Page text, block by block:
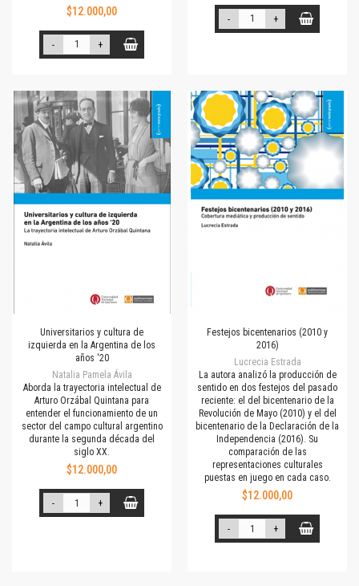
$12.000,00
- +
- +
Universitarios y cultura de
izquierda en la Argentina de los
años ‘20
Natalia Pamela Ávila
Aborda la trayectoria intelectual de
Arturo Orzábal Quintana para
entender el funcionamiento de un
sector del campo cultural argentino
durante la segunda década del
siglo XX.
$12.000,00
- +
Festejos bicentenarios (2010 y
2016)
Lucrecia Estrada
La autora analizó la producción de
sentido en dos festejos del pasado
reciente: el del bicentenario de la
Revolución de Mayo (2010) y el del
bicentenario de la Declaración de la
Independencia (2016). Su
comparación de las
representaciones culturales
puestas en juego en cada caso.
$12.000,00
- +